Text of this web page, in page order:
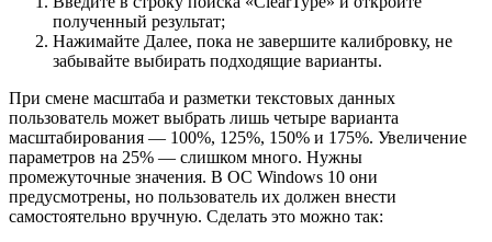
полученный результат;
Нажимайте Далее, пока не завершите калибровку, не
забывайте выбирать подходящие варианты.
При смене масштаба и разметки текстовых данных
пользователь может выбрать лишь четыре варианта
масштабирования — 100%, 125%, 150% и 175%. Увеличение
параметров на 25% — слишком много. Нужны
промежуточные значения. В ОС Windows 10 они
предусмотрены, но пользователь их должен внести
самостоятельно вручную. Сделать это можно так: